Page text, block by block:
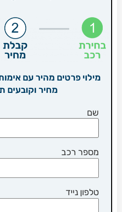
מחיר וקובעים
שם
מספר רכב
טלפון נייד